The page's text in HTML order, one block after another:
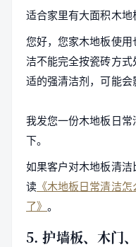
适合家里有大面积木地
您好，您家木地板使
洁不能完全按瓷砖方
适的强清洁剂，可能会
我发您一份木地板日
下。
如果客户对木地板清
读 《木地板日常清洁
了》。
5. 护墙板、木门